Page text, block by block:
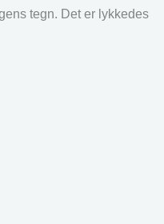
tegn. Det er lykkedes